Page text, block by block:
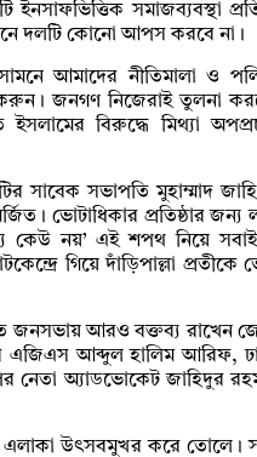
সমাজব্যবস্থা
দলটি কোনো আপস করবে না।
আমাদের নীতিমালা ও
জনগণ নিজেরাই তুলনা
বিরুদ্ধে মিথ্যা
সাবেক সভাপতি মুহাম্মাদ
ভোটাধিকার প্রতিষ্ঠার জন্য
কেউ নয়’ এই শপথ নিয়ে
গিয়ে দাঁড়িপাল্লা প্রতীকে
জনসভায় আরও বক্তব্য রাখেন
এজিএস আব্দুল হালিম আরিফ,
নেতা অ্যাডভোকেট জাহিদুর
এলাকা উৎসবমুখর করে তোলে।